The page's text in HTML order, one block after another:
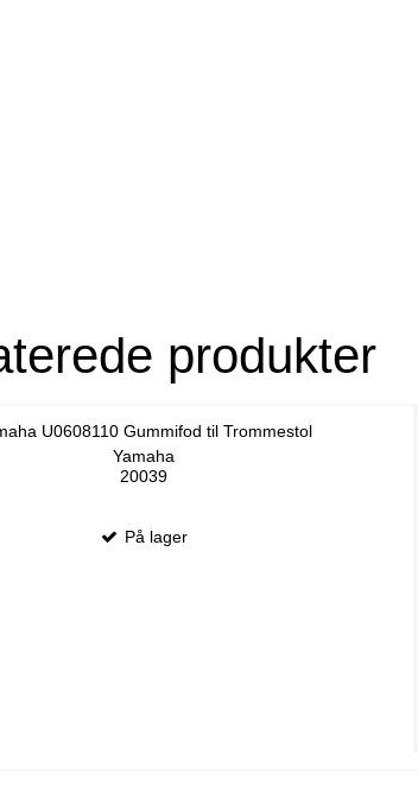
produkter
U0608110 Gummifod til Trommestol
Yamaha
20039
På lager